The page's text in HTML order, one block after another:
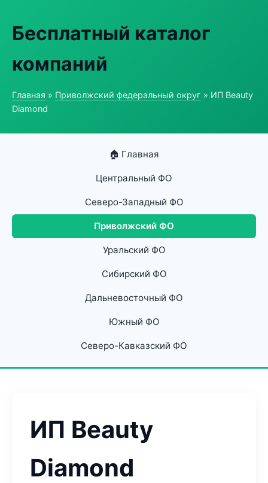
Бесплатный каталог
компаний
Главная » Приволжский федеральный округ » ИП Beauty
Diamond
🏠 Главная
Центральный ФО
Северо-Западный ФО
Приволжский ФО
Уральский ФО
Сибирский ФО
Дальневосточный ФО
Южный ФО
Северо-Кавказский ФО
ИП Beauty
Diamond